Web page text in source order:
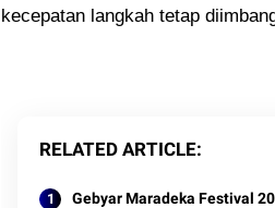
kecepatan langkah tetap
RELATED ARTICLE
Gebyar Maradeka Festival